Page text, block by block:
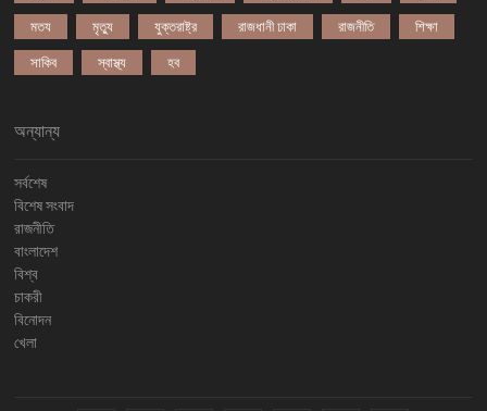
মতয মৃত্যু যুক্তরাষ্ট্র রাজধানী ঢাকা রাজনীতি শিক্ষা
সাকিব স্বাস্থ্য হব
অন্যান্য
সর্বশেষ
বিশেষ সংবাদ
রাজনীতি
বাংলাদেশ
বিশ্ব
চাকরী
বিনোদন
খেলা